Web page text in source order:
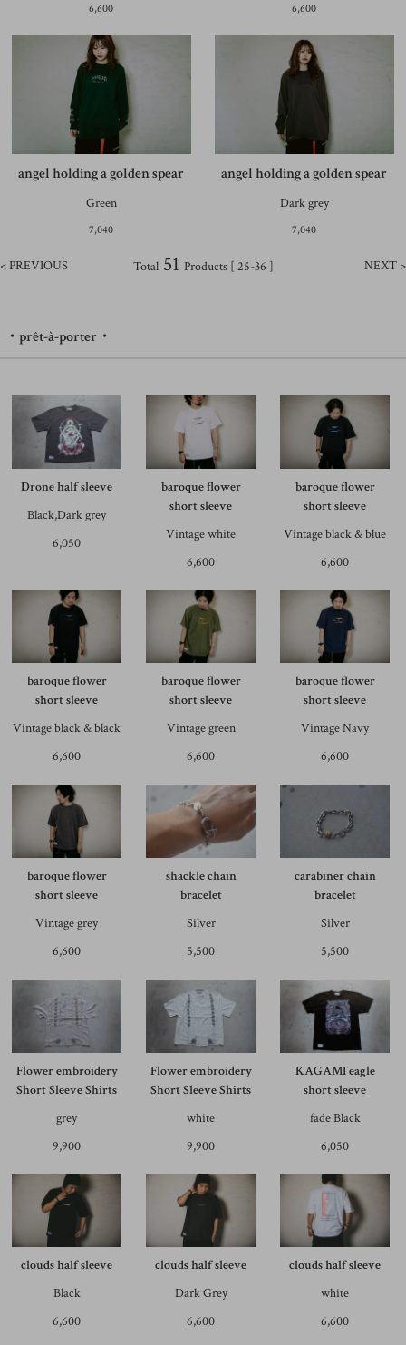
6,600 6,600
angel holding a golden spear
Green
7,040
angel holding a golden spear
Dark grey
7,040
< PREVIOUS NEXT >
Total 51 Products [ 25-36 ]
・prêt-à-porter・
Drone half sleeve
Black,Dark grey
6,050
baroque flower
short sleeve
Vintage white
6,600
baroque flower
short sleeve
Vintage black & blue
6,600
baroque flower
short sleeve
Vintage black & black
6,600
baroque flower
short sleeve
Vintage green
6,600
baroque flower
short sleeve
Vintage Navy
6,600
baroque flower
short sleeve
Vintage grey
6,600
shackle chain
bracelet
Silver
5,500
carabiner chain
bracelet
Silver
5,500
Flower embroidery
Short Sleeve Shirts
grey
9,900
Flower embroidery
Short Sleeve Shirts
white
9,900
KAGAMI eagle
short sleeve
fade Black
6,050
clouds half sleeve
Black
6,600
clouds half sleeve
Dark Grey
6,600
clouds half sleeve
white
6,600